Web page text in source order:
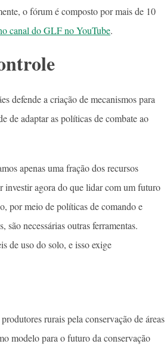
o fórum é composto por mais de 10
canal do GLF no YouTube.
defende a criação de mecanismos para
de adaptar as políticas de combate ao
apenas uma fração dos recursos
investir agora do que lidar com um futuro
por meio de políticas de comando e
necessárias outras ferramentas.
de uso do solo, e isso exige
rurais pela conservação de áreas
modelo para o futuro da conservação